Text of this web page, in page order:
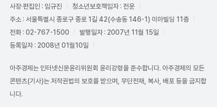
사장·편집인 : 임규진
청소년보호책임자 : 전운
주소 : 서울특별시 종로구 종로 1길 42(수송동 146-1) 이마빌딩 11층
전화 : 02-767-1500
발행일자 : 2007년 11월 15일
등록일자 : 2008년 01월10일
아주경제는 인터넷신문윤리위원회 윤리강령을 준수합니다. 아주경제의 모든
콘텐츠(기사)는 저작권법의 보호를 받으며, 무단전재, 복사, 배포 등을 금지합
니다.